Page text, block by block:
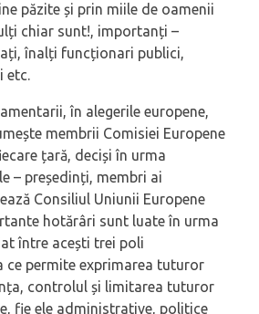
păzite și prin miile de oamenii
chiar sunt!, importanți –
înalți funcționari publici,
etc.
în alegerile europene,
membrii Comisiei Europene
țară, deciși în urma
– președinți, membri ai
Consiliul Uniunii Europene
hotărâri sunt luate în urma
între acești trei poli
ce permite exprimarea tuturor
controlul și limitarea tuturor
fie ele administrative, politice